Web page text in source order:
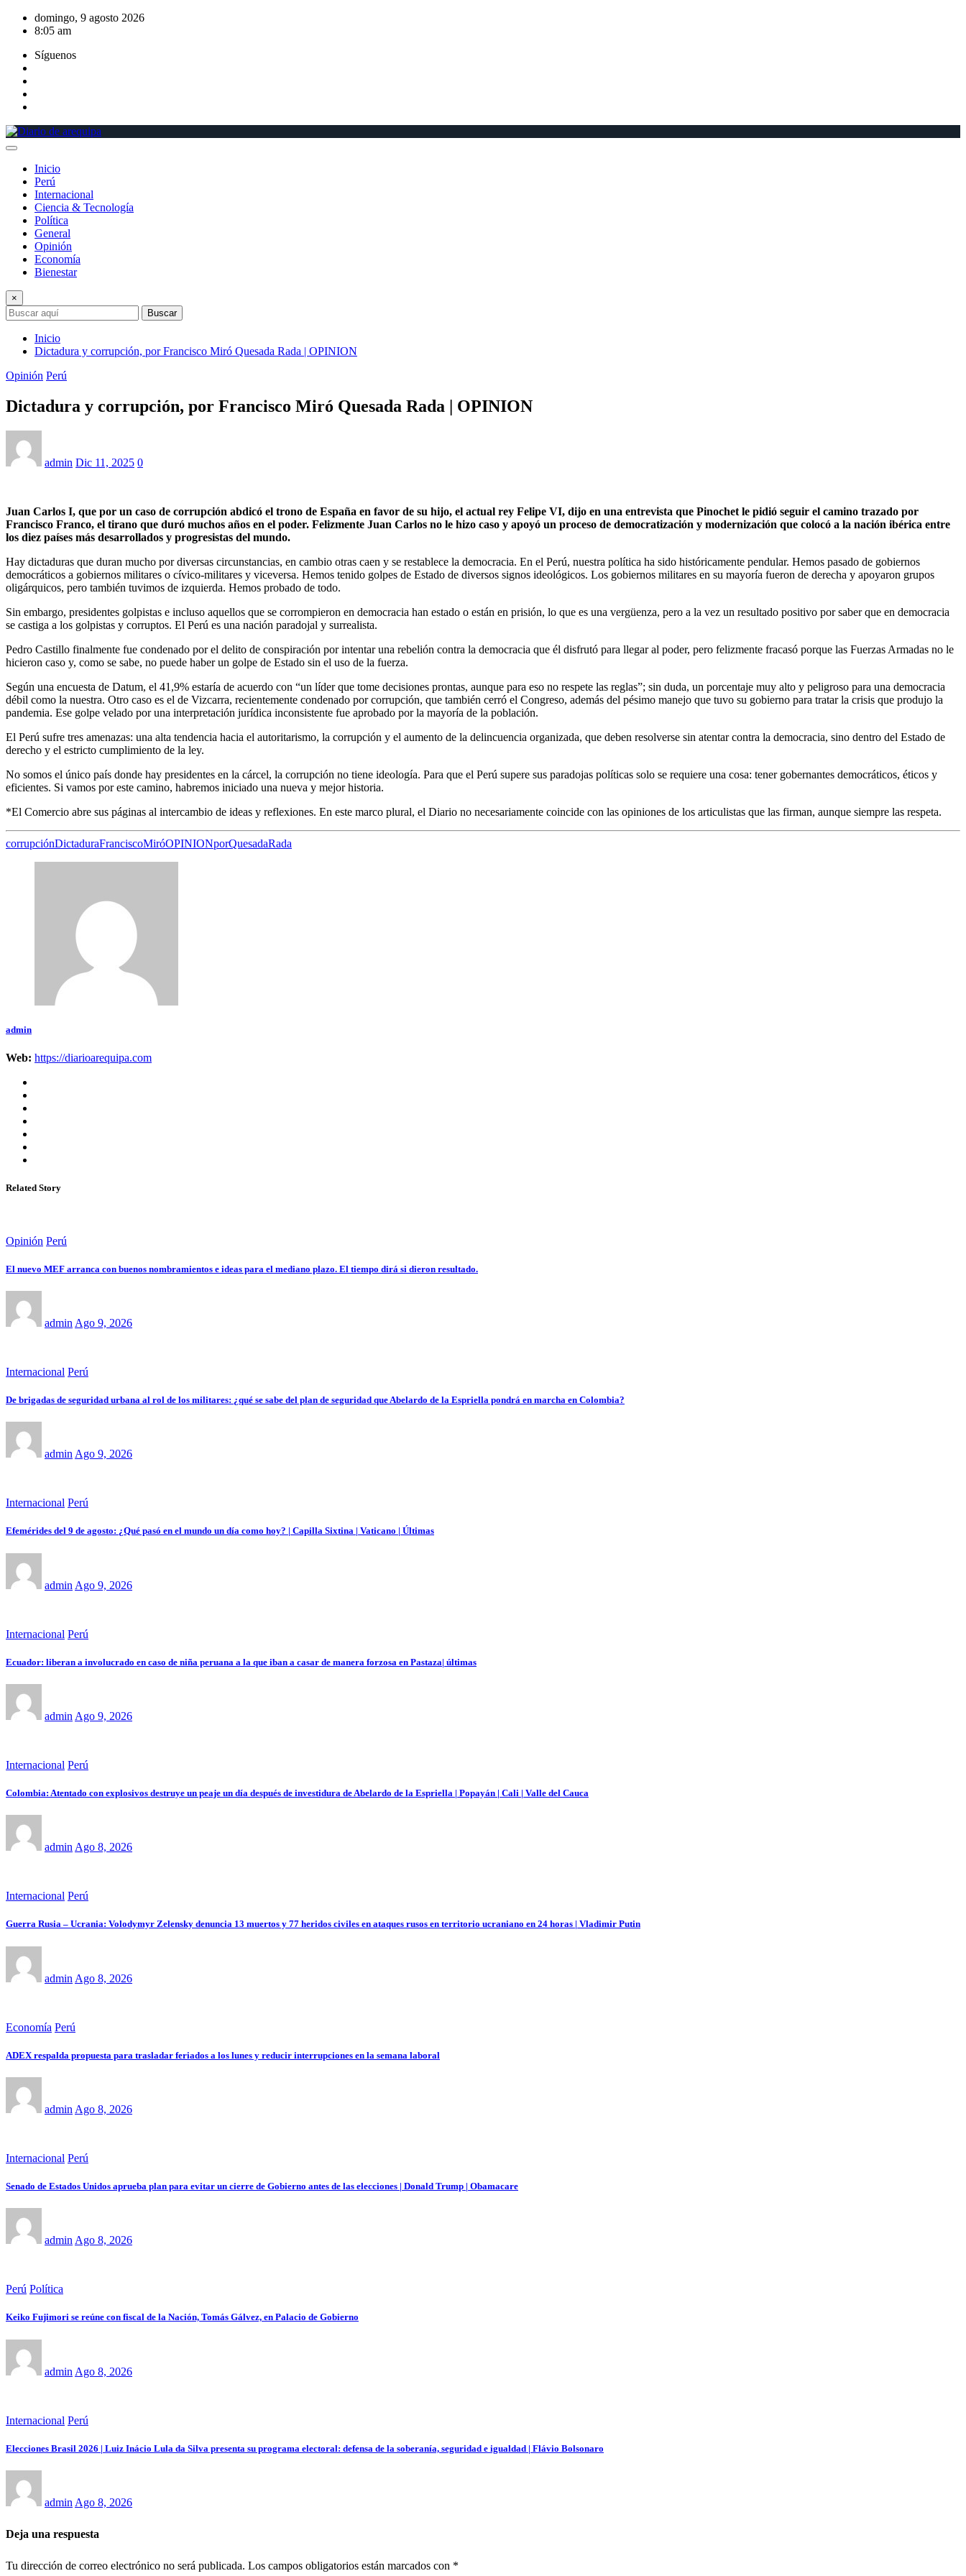
Saltar
domingo, 9 agosto 2026
8:05 am
Síguenos
Inicio
Perú
Internacional
Ciencia & Tecnología
Política
General
Opinión
Economía
Bienestar
×
Buscar
Inicio
Dictadura y corrupción, por Francisco Miró Quesada Rada | OPINION
Opinión Perú
Dictadura y corrupción, por Francisco Miró Quesada Rada | OPINION
admin Dic 11, 2025 0
Juan Carlos I, que por un caso de corrupción abdicó el trono de España en favor de su hijo, el actual rey Felipe VI, dijo en una entrevista que Pinochet le pidió seguir el camino trazado por
Francisco Franco, el tirano que duró muchos años en el poder. Felizmente Juan Carlos no le hizo caso y apoyó un proceso de democratización y modernización que colocó a la nación ibérica entre
los diez países más desarrollados y progresistas del mundo.
Hay dictaduras que duran mucho por diversas circunstancias, en cambio otras caen y se restablece la democracia. En el Perú, nuestra política ha sido históricamente pendular. Hemos pasado de gobiernos
democráticos a gobiernos militares o cívico-militares y viceversa. Hemos tenido golpes de Estado de diversos signos ideológicos. Los gobiernos militares en su mayoría fueron de derecha y apoyaron grupos
oligárquicos, pero también tuvimos de izquierda. Hemos probado de todo.
Sin embargo, presidentes golpistas e incluso aquellos que se corrompieron en democracia han estado o están en prisión, lo que es una vergüenza, pero a la vez un resultado positivo por saber que en democracia
se castiga a los golpistas y corruptos. El Perú es una nación paradojal y surrealista.
Pedro Castillo finalmente fue condenado por el delito de conspiración por intentar una rebelión contra la democracia que él disfrutó para llegar al poder, pero felizmente fracasó porque las Fuerzas Armadas no le
hicieron caso y, como se sabe, no puede haber un golpe de Estado sin el uso de la fuerza.
Según una encuesta de Datum, el 41,9% estaría de acuerdo con “un líder que tome decisiones prontas, aunque para eso no respete las reglas”; sin duda, un porcentaje muy alto y peligroso para una democracia
débil como la nuestra. Otro caso es el de Vizcarra, recientemente condenado por corrupción, que también cerró el Congreso, además del pésimo manejo que tuvo su gobierno para tratar la crisis que produjo la
pandemia. Ese golpe velado por una interpretación jurídica inconsistente fue aprobado por la mayoría de la población.
El Perú sufre tres amenazas: una alta tendencia hacia el autoritarismo, la corrupción y el aumento de la delincuencia organizada, que deben resolverse sin atentar contra la democracia, sino dentro del Estado de
derecho y el estricto cumplimiento de la ley.
No somos el único país donde hay presidentes en la cárcel, la corrupción no tiene ideología. Para que el Perú supere sus paradojas políticas solo se requiere una cosa: tener gobernantes democráticos, éticos y
eficientes. Si vamos por este camino, habremos iniciado una nueva y mejor historia.
*El Comercio abre sus páginas al intercambio de ideas y reflexiones. En este marco plural, el Diario no necesariamente coincide con las opiniones de los articulistas que las firman, aunque siempre las respeta.
corrupciónDictaduraFranciscoMiróOPINIONporQuesadaRada
admin
Web: https://diarioarequipa.com
Related Story
Opinión Perú
El nuevo MEF arranca con buenos nombramientos e ideas para el mediano plazo. El tiempo dirá si dieron resultado.
admin Ago 9, 2026
Internacional Perú
De brigadas de seguridad urbana al rol de los militares: ¿qué se sabe del plan de seguridad que Abelardo de la Espriella pondrá en marcha en Colombia?
admin Ago 9, 2026
Internacional Perú
Efemérides del 9 de agosto: ¿Qué pasó en el mundo un día como hoy? | Capilla Sixtina | Vaticano | Últimas
admin Ago 9, 2026
Internacional Perú
Ecuador: liberan a involucrado en caso de niña peruana a la que iban a casar de manera forzosa en Pastaza| últimas
admin Ago 9, 2026
Internacional Perú
Colombia: Atentado con explosivos destruye un peaje un día después de investidura de Abelardo de la Espriella | Popayán | Cali | Valle del Cauca
admin Ago 8, 2026
Internacional Perú
Guerra Rusia – Ucrania: Volodymyr Zelensky denuncia 13 muertos y 77 heridos civiles en ataques rusos en territorio ucraniano en 24 horas | Vladimir Putin
admin Ago 8, 2026
Economía Perú
ADEX respalda propuesta para trasladar feriados a los lunes y reducir interrupciones en la semana laboral
admin Ago 8, 2026
Internacional Perú
Senado de Estados Unidos aprueba plan para evitar un cierre de Gobierno antes de las elecciones | Donald Trump | Obamacare
admin Ago 8, 2026
Perú Política
Keiko Fujimori se reúne con fiscal de la Nación, Tomás Gálvez, en Palacio de Gobierno
admin Ago 8, 2026
Internacional Perú
Elecciones Brasil 2026 | Luiz Inácio Lula da Silva presenta su programa electoral: defensa de la soberanía, seguridad e igualdad | Flávio Bolsonaro
admin Ago 8, 2026
Deja una respuesta
Tu dirección de correo electrónico no será publicada. Los campos obligatorios están marcados con *